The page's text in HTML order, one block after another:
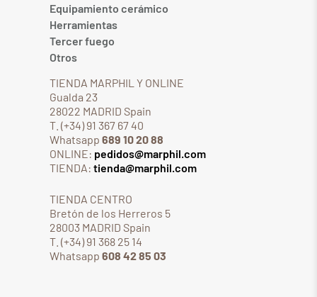
Equipamiento cerámico
Herramientas
Tercer fuego
Otros
TIENDA MARPHIL Y ONLINE
Gualda 23
28022 MADRID Spain
T. (+34) 91 367 67 40
Whatsapp 689 10 20 88
ONLINE: pedidos@marphil.com
TIENDA: tienda@marphil.com
TIENDA CENTRO
Bretón de los Herreros 5
28003 MADRID Spain
T. (+34) 91 368 25 14
Whatsapp 608 42 85 03